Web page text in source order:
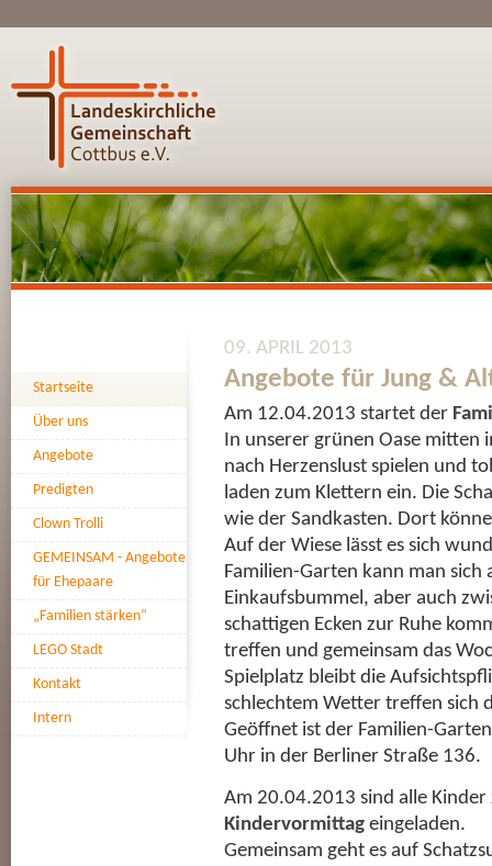
Startseite
Über uns
Angebote
Predigten
Clown Trolli
GEMEINSAM - Angebote
für Ehepaare
„Familien stärken“
LEGO Stadt
Kontakt
Intern
09. APRIL 2013
Angebote für Jung &
Am 12.04.2013 startet der
In unserer grünen Oase mitten
nach Herzenslust spielen und
laden zum Klettern ein. Die
wie der Sandkasten. Dort
Auf der Wiese lässt es sich
Familien-Garten kann man sich
Einkaufsbummel, aber auch
schattigen Ecken zur Ruhe
treffen und gemeinsam das
Spielplatz bleibt die
schlechtem Wetter treffen sich
Geöffnet ist der Familien-
Uhr in der Berliner Straße 136.
Am 20.04.2013 sind alle
Kindervormittag eingeladen.
Gemeinsam geht es auf